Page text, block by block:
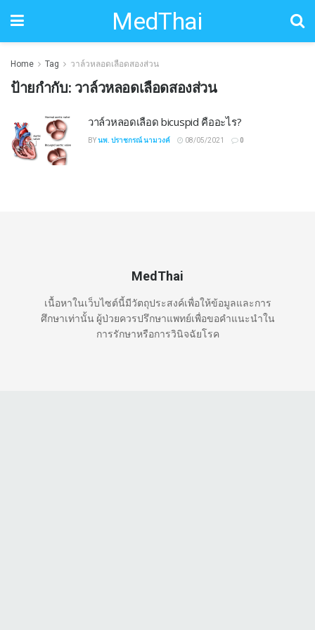
MedThai
Home Tag วาล์วหลอดเลือดสองส่วน
ป้ายกำกับ: วาล์วหลอดเลือดสองส่วน
วาล์วหลอดเลือด bicuspid คืออะไร?
BYนพ. ปราชกรณ์ นามวงค์ 08/05/2021 0
MedThai
เนื้อหาในเว็บไซต์นี้มีวัตถุประสงค์เพื่อให้ข้อมูลและการ
ศึกษาเท่านั้น ผู้ป่วยควรปรึกษาแพทย์เพื่อขอคำแนะนำใน
การรักษาหรือการวินิจฉัยโรค